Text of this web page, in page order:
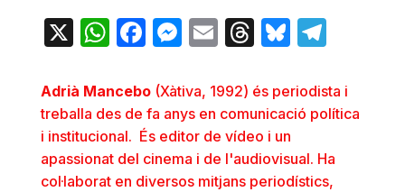
X WhatsApp
Facebook
Messenger
EmailThreads
Bluesky
Adrià Mancebo(Xàtiva, 1992) és periodista i
treballa des de fa anys en comunicació política
i institucional. És editor de vídeo i un
apassionat del cinema i de l'audiovisual. Ha
col·laborat en diversos mitjans periodístics,